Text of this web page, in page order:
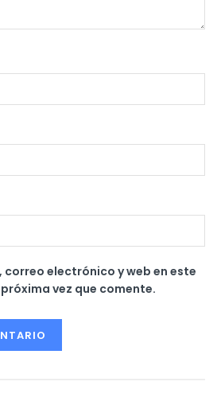
correo electrónico y web en este
vez que comente.